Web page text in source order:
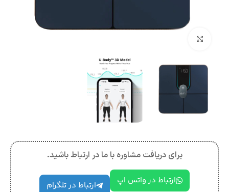
برای دریافت مشاوره با ما در ارتباط باشید.
ارتباط در واتس اپ ارتباط در تلگرام